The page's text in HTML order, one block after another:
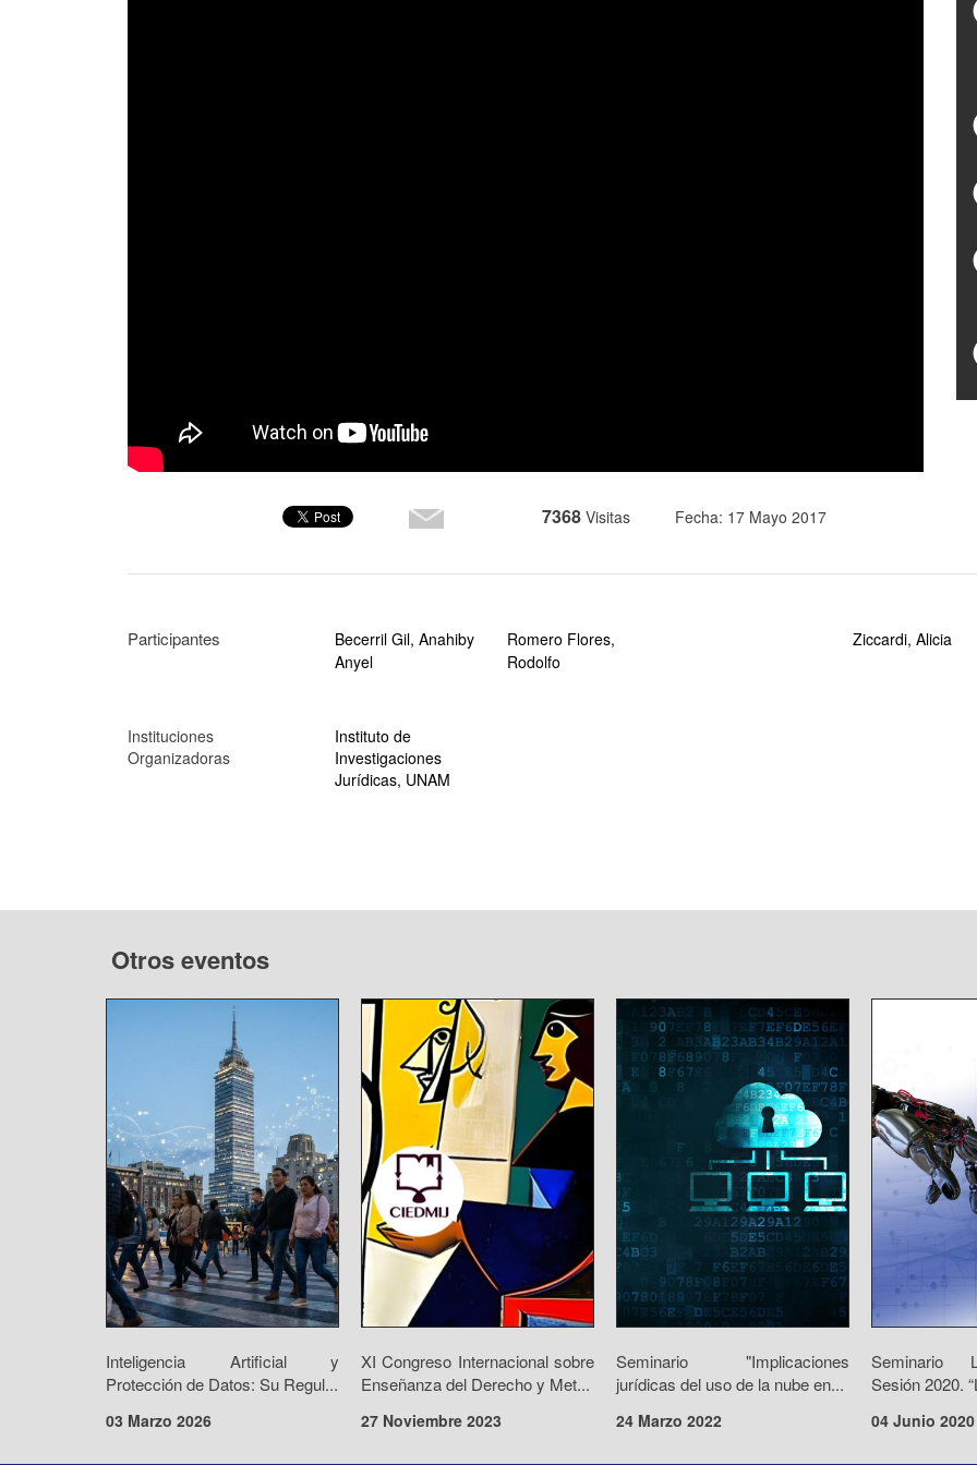
7368 Visitas Fecha: 17 Mayo 2017
Participantes
Becerril Gil, Anahiby
Anyel
Romero Flores,
Rodolfo
Ziccardi, Alicia
Instituciones
Organizadoras
Instituto de
Investigaciones
Jurídicas, UNAM
Otros eventos
Inteligencia Artificial y
Protección de Datos: Su Regul...
03 Marzo 2026
XI Congreso Internacional sobre
Enseñanza del Derecho y Met...
27 Noviembre 2023
Seminario "Implicaciones
jurídicas del uso de la nube en...
24 Marzo 2022
Seminario
Sesión 2020.
04 Junio 2020